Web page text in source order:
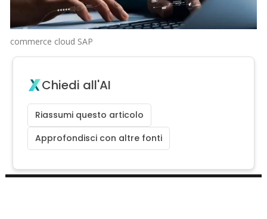
commerce cloud SAP
Chiedi all'AI
Riassumi questo articolo
Approfondisci con altre fonti